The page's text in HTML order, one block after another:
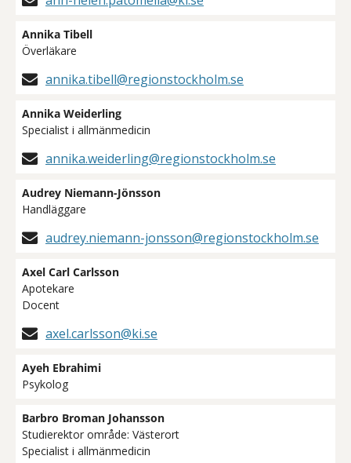
Annika Tibell
Överläkare
annika.tibell@regionstockholm.se
Annika Weiderling
Specialist i allmänmedicin
annika.weiderling@regionstockholm.se
Audrey Niemann-Jönsson
Handläggare
audrey.niemann-jonsson@regionstockholm.se
Axel Carl Carlsson
Apotekare
Docent
axel.carlsson@ki.se
Ayeh Ebrahimi
Psykolog
Barbro Broman Johansson
Studierektor område: Västerort
Specialist i allmänmedicin